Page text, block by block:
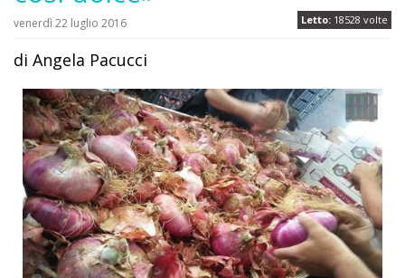
Letto: 18528 volte
venerdì 22 luglio 2016
di Angela Pacucci